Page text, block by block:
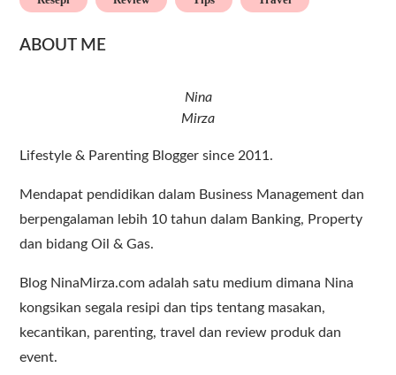
ABOUT ME
Nina
Mirza
Lifestyle & Parenting Blogger since 2011.
Mendapat pendidikan dalam Business Management dan
berpengalaman lebih 10 tahun dalam Banking, Property
dan bidang Oil & Gas.
Blog NinaMirza.com adalah satu medium dimana Nina
kongsikan segala resipi dan tips tentang masakan,
kecantikan, parenting, travel dan review produk dan
event.